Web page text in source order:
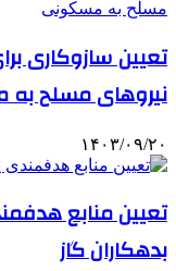
تعیین سازوکاری
نیروهای مسلح
۱۴۰۳/۰۹/۲۰
تعیین منابع
بدهکاران گاز